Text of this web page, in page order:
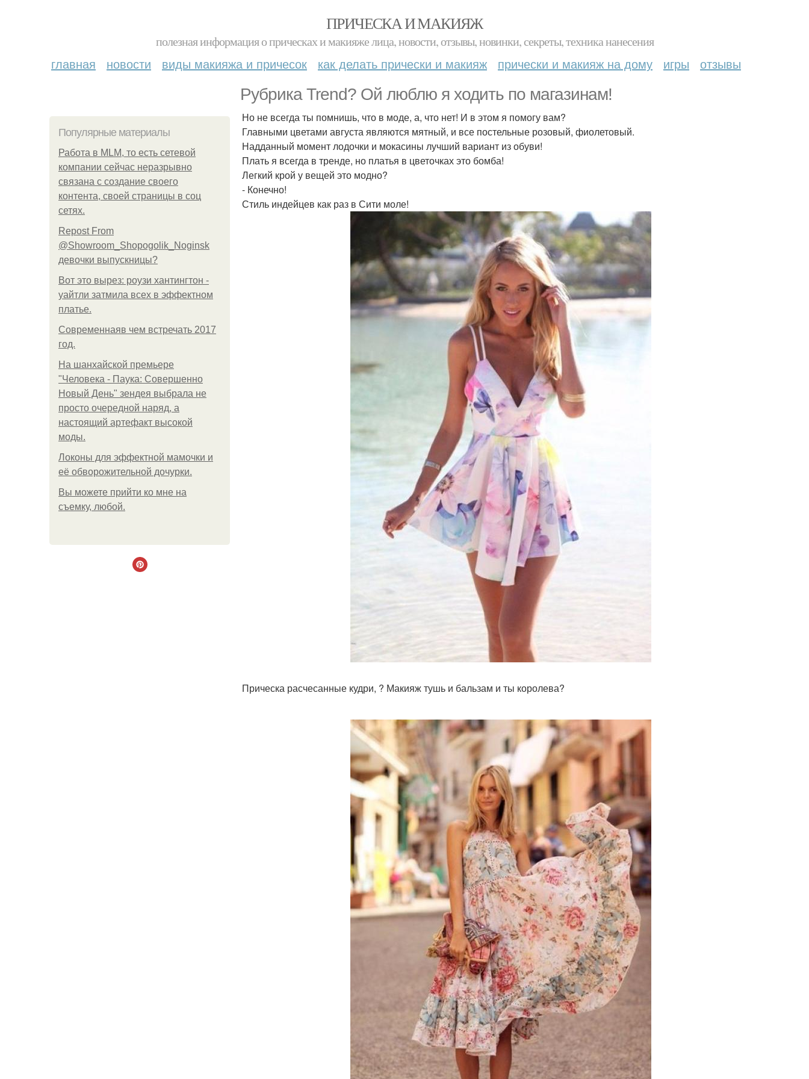
ПРИЧЕСКА И МАКИЯЖ
полезная информация о прическах и макияже лица, новости, отзывы, новинки, секреты, техника нанесения
главная новости виды макияжа и причесок как делать прически и макияж прически и макияж на дому игры отзывы
Рубрика Trend? Ой люблю я ходить по магазинам!
Популярные материалы
Работа в MLM, то есть сетевой
компании сейчас неразрывно
связана с создание своего
контента, своей страницы в соц
сетях.
Repost From
@Showroom_Shopogolik_Noginsk
девочки выпускницы?
Вот это вырез: роузи хантингтон -
уайтли затмила всех в эффектном
платьe.
Современнаяв чем встречать 2017
год.
На шанхайской премьере
"Человека - Паука: Совершенно
Новый День" зендея выбрала не
просто очередной наряд, а
настоящий артефакт высокой
моды.
Локоны для эффектной мамочки и
её обворожительной дочурки.
Вы можете прийти ко мне на
съемку, любой.
Но не всегда ты помнишь, что в моде, а, что нет! И в этом я помогу вам?
Главными цветами августа являются мятный, и все постельные розовый, фиолетовый.
Надданный момент лодочки и мокасины лучший вариант из обуви!
Плать я всегда в тренде, но платья в цветочках это бомба!
Легкий крой у вещей это модно?
- Конечно!
Стиль индейцев как раз в Сити моле!
Прическа расчесанные кудри, ? Макияж тушь и бальзам и ты королева?